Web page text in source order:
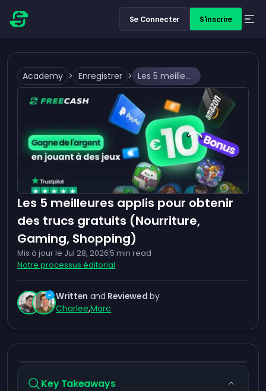
Se Connecter S'inscrire
Academy > Enregistrer > Les 5 meilleures applis pour obtenir des trucs gratuits (Nourriture, Gaming, Shopping)
Les 5 meilleures applis pour obtenir
des trucs gratuits (Nourriture,
Gaming, Shopping)
Mis à jour le Jul 28, 20265 min read
Notre processus éditorial
Written and Reviewed by
Charlee,Marc
Key Takeaways